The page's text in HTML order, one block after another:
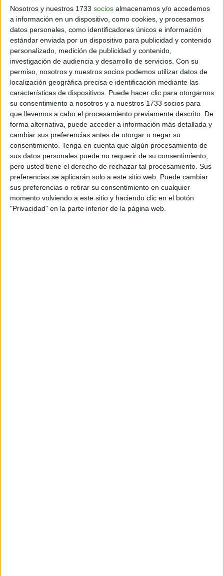
Nosotros y nuestros 1733 socios almacenamos y/o accedemos
a información en un dispositivo, como cookies, y procesamos
datos personales, como identificadores únicos e información
estándar enviada por un dispositivo para publicidad y contenido
personalizado, medición de publicidad y contenido,
investigación de audiencia y desarrollo de servicios. Con su
permiso, nosotros y nuestros socios podemos utilizar datos de
localización geográfica precisa e identificación mediante las
características de dispositivos. Puede hacer clic para otorgarnos
su consentimiento a nosotros y a nuestros 1733 socios para
que llevemos a cabo el procesamiento previamente descrito. De
forma alternativa, puede acceder a información más detallada y
cambiar sus preferencias antes de otorgar o negar su
consentimiento. Tenga en cuenta que algún procesamiento de
sus datos personales puede no requerir de su consentimiento,
pero usted tiene el derecho de rechazar tal procesamiento. Sus
preferencias se aplicarán solo a este sitio web. Puede cambiar
sus preferencias o retirar su consentimiento en cualquier
momento volviendo a este sitio y haciendo clic en el botón
"Privacidad" en la parte inferior de la página web.
(Fuente: Unsplash)
a) As
b) Has
c) Haz